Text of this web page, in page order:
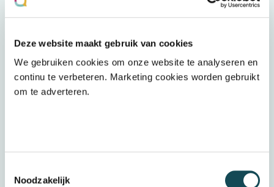
Deze website maakt gebruik van cookies
We gebruiken cookies om onze website te analyseren en
continu te verbeteren. Marketing cookies worden gebruikt
om te adverteren.
Noodzakelijk
Wij zijn op zoek naar een Psychiater voor 8
tot 32 uur per week voor de vestiging
Delft. Binnen Mentaal Beter streven we naar
volgende:
Je bent in het bezit van een geldige BIG-